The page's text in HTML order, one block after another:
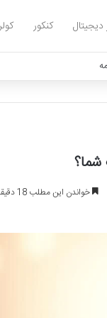
دیجیتال کنکور
خواندن این مطلب 18 دقیقه طول خواهد کشید